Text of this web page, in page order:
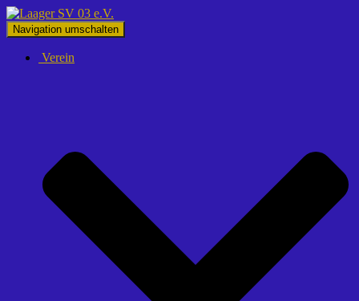
Navigation umschalten
Verein